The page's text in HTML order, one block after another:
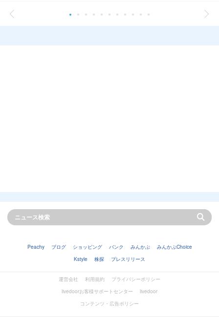
Peachy ブログ ショッピング バンク みんかぶ
みんかぶChoice
Kstyle
株探 プレスリリース
運営会社 利用規約
プライバシーポリシー
livedoorお客様サポートセンター
livedoor
コンテンツ・広告ポリシー